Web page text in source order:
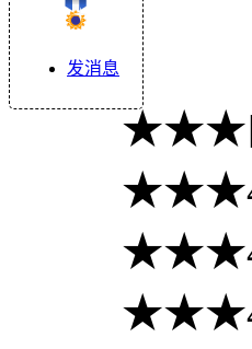
发消息
★★★
★★★4
★★★4
★★★4